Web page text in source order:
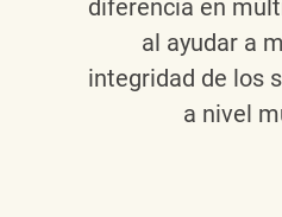
diferencia en
al ayudar a
integridad de los
a nivel